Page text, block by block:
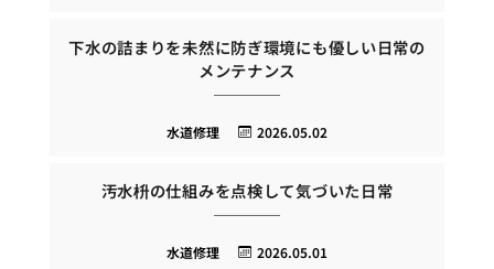
下水の詰まりを未然に防ぎ環境にも優しい日常の
メンテナンス
2026.05.02
水道修理
汚水枡の仕組みを点検して気づいた日常
2026.05.01
水道修理